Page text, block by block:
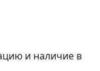
и наличие в